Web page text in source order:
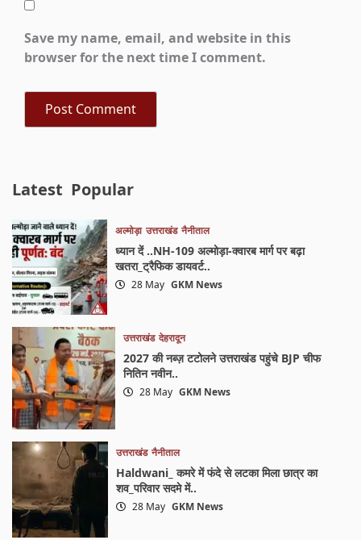
Save my name, email, and website in this
browser for the next time I comment.
Latest Popular
अल्मोड़ा उत्तराखंड नैनीताल
ध्यान दें ..NH-109 अल्मोड़ा-क्वारब मार्ग पर बढ़ा
खतरा_ट्रैफिक डायवर्ट..
28 May GKM News
उत्तराखंड देहरादून
2027 की नब्ज़ टटोलने उत्तराखंड पहुंचे BJP चीफ
नितिन नवीन..
28 May GKM News
उत्तराखंड नैनीताल
Haldwani_ कमरे में फंदे से लटका मिला छात्र का
शव_परिवार सदमे में..
28 May GKM News